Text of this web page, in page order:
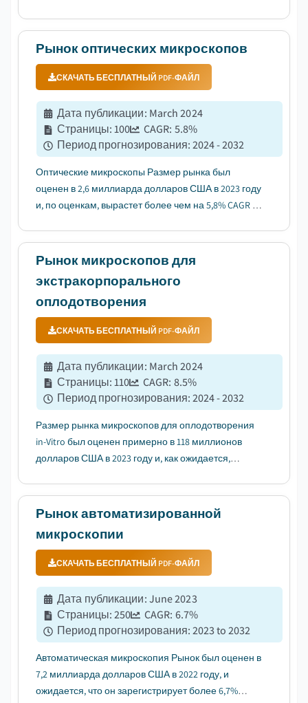
2035 году, увеличиваясь с среднегодовым темпом
роста (CAGR) 9,9%, согласно последнему...
Рынок оптических микроскопов
СКАЧАТЬ БЕСПЛАТНЫЙ PDF-ФАЙЛ
Дата публикации: March 2024
Страницы:100 CAGR: 5.8%
Период прогнозирования:2024 - 2032
Оптические микроскопы Размер рынка был
оценен в 2,6 миллиарда долларов США в 2023 году
и, по оценкам, вырастет более чем на 5,8% CAGR с
Рынок микроскопов для
экстракорпорального
оплодотворения
СКАЧАТЬ БЕСПЛАТНЫЙ PDF-ФАЙЛ
Дата публикации: March 2024
Страницы:110 CAGR: 8.5%
Период прогнозирования:2024 - 2032
Размер рынка микроскопов для оплодотворения
in-Vitro был оценен примерно в 118 миллионов
долларов США в 2023 году и, как ожидается,
Рынок автоматизированной
микроскопии
СКАЧАТЬ БЕСПЛАТНЫЙ PDF-ФАЙЛ
Дата публикации:June 2023
Страницы:250 CAGR: 6.7%
Период прогнозирования:2023 to 2032
Автоматическая микроскопия Рынок был оценен в
7,2 миллиарда долларов США в 2022 году, и
ожидается, что он зарегистрирует более 6,7%